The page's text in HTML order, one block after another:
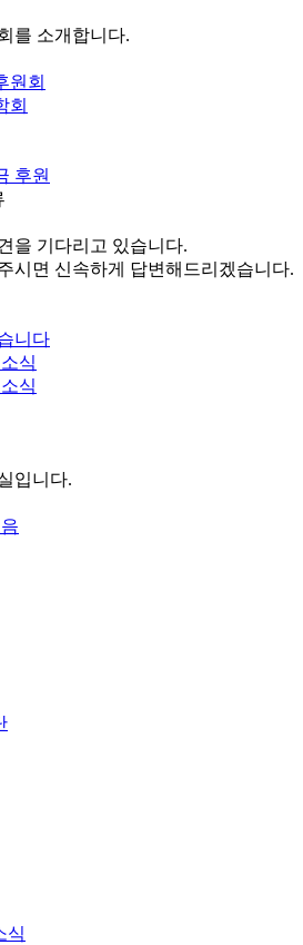
를 소개합니다.
원회
회
후원
을 기다리고 있습니다.
시면 신속하게 답변해드리겠습니다.
니다
식
식
입니다.
식